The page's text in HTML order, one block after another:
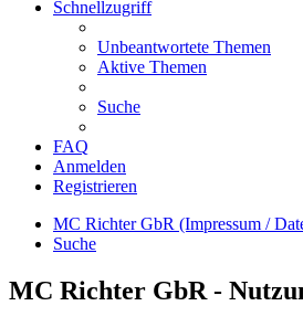
Schnellzugriff
Unbeantwortete Themen
Aktive Themen
Suche
FAQ
Anmelden
Registrieren
MC Richter GbR (Impressum /
Suche
MC Richter GbR -